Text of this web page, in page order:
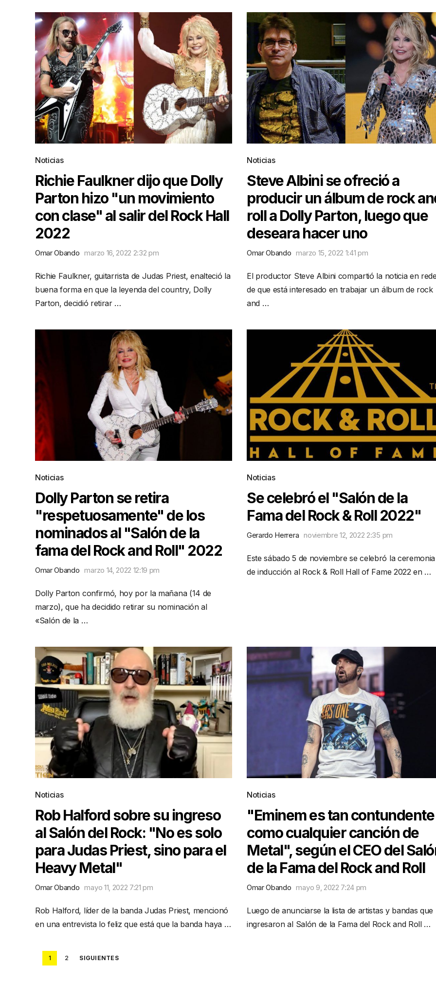
Noticias
Richie Faulkner dijo que Dolly
Parton hizo "un movimiento
con clase" al salir del Rock Hall
2022
Omar Obando marzo 16, 2022 2:32 pm
Richie Faulkner, guitarrista de Judas Priest, enalteció la
buena forma en que la leyenda del country, Dolly
Parton, decidió retirar …
Noticias
Steve Albini se ofreció a
producir un álbum de rock
roll a Dolly Parton, luego que
deseara hacer uno
Omar Obando marzo 15, 2022 1:41 pm
El productor Steve Albini compartió la noticia en
de que está interesado en trabajar un álbum de rock
and …
Noticias
Dolly Parton se retira
"respetuosamente" de los
nominados al "Salón de la
fama del Rock and Roll" 2022
Omar Obando marzo 14, 2022 12:19 pm
Dolly Parton confirmó, hoy por la mañana (14 de
marzo), que ha decidido retirar su nominación al
«Salón de la …
Noticias
Se celebró el "Salón de la
Fama del Rock & Roll 2022"
Gerardo Herrera noviembre 12, 2022 2:35 pm
Este sábado 5 de noviembre se celebró la ceremonia
de inducción al Rock & Roll Hall of Fame 2022 en …
Noticias
Rob Halford sobre su ingreso
al Salón del Rock: "No es solo
para Judas Priest, sino para el
Heavy Metal"
Omar Obando mayo 11, 2022 7:21 pm
Rob Halford, líder de la banda Judas Priest, mencionó
en una entrevista lo feliz que está que la banda haya …
Noticias
"Eminem es tan contundente
como cualquier canción de
Metal", según el CEO del
de la Fama del Rock and Roll
Omar Obando mayo 9, 2022 7:24 pm
Luego de anunciarse la lista de artistas y bandas que
ingresaron al Salón de la Fama del Rock and Roll …
Posts
1 2 SIGUIENTES